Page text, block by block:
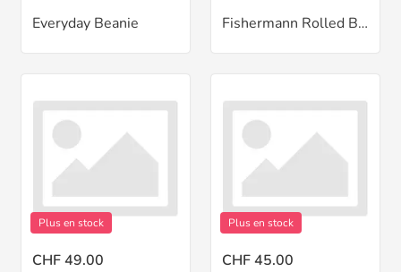
Everyday Beanie
Fishermann Rolled Beanie
Plus en stock
CHF 49.00
Plus en stock
CHF 45.00